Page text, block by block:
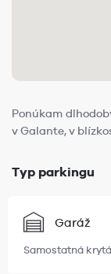
Ponúkam
v Galante, v
Typ parkingu
Garáž
Samostatná